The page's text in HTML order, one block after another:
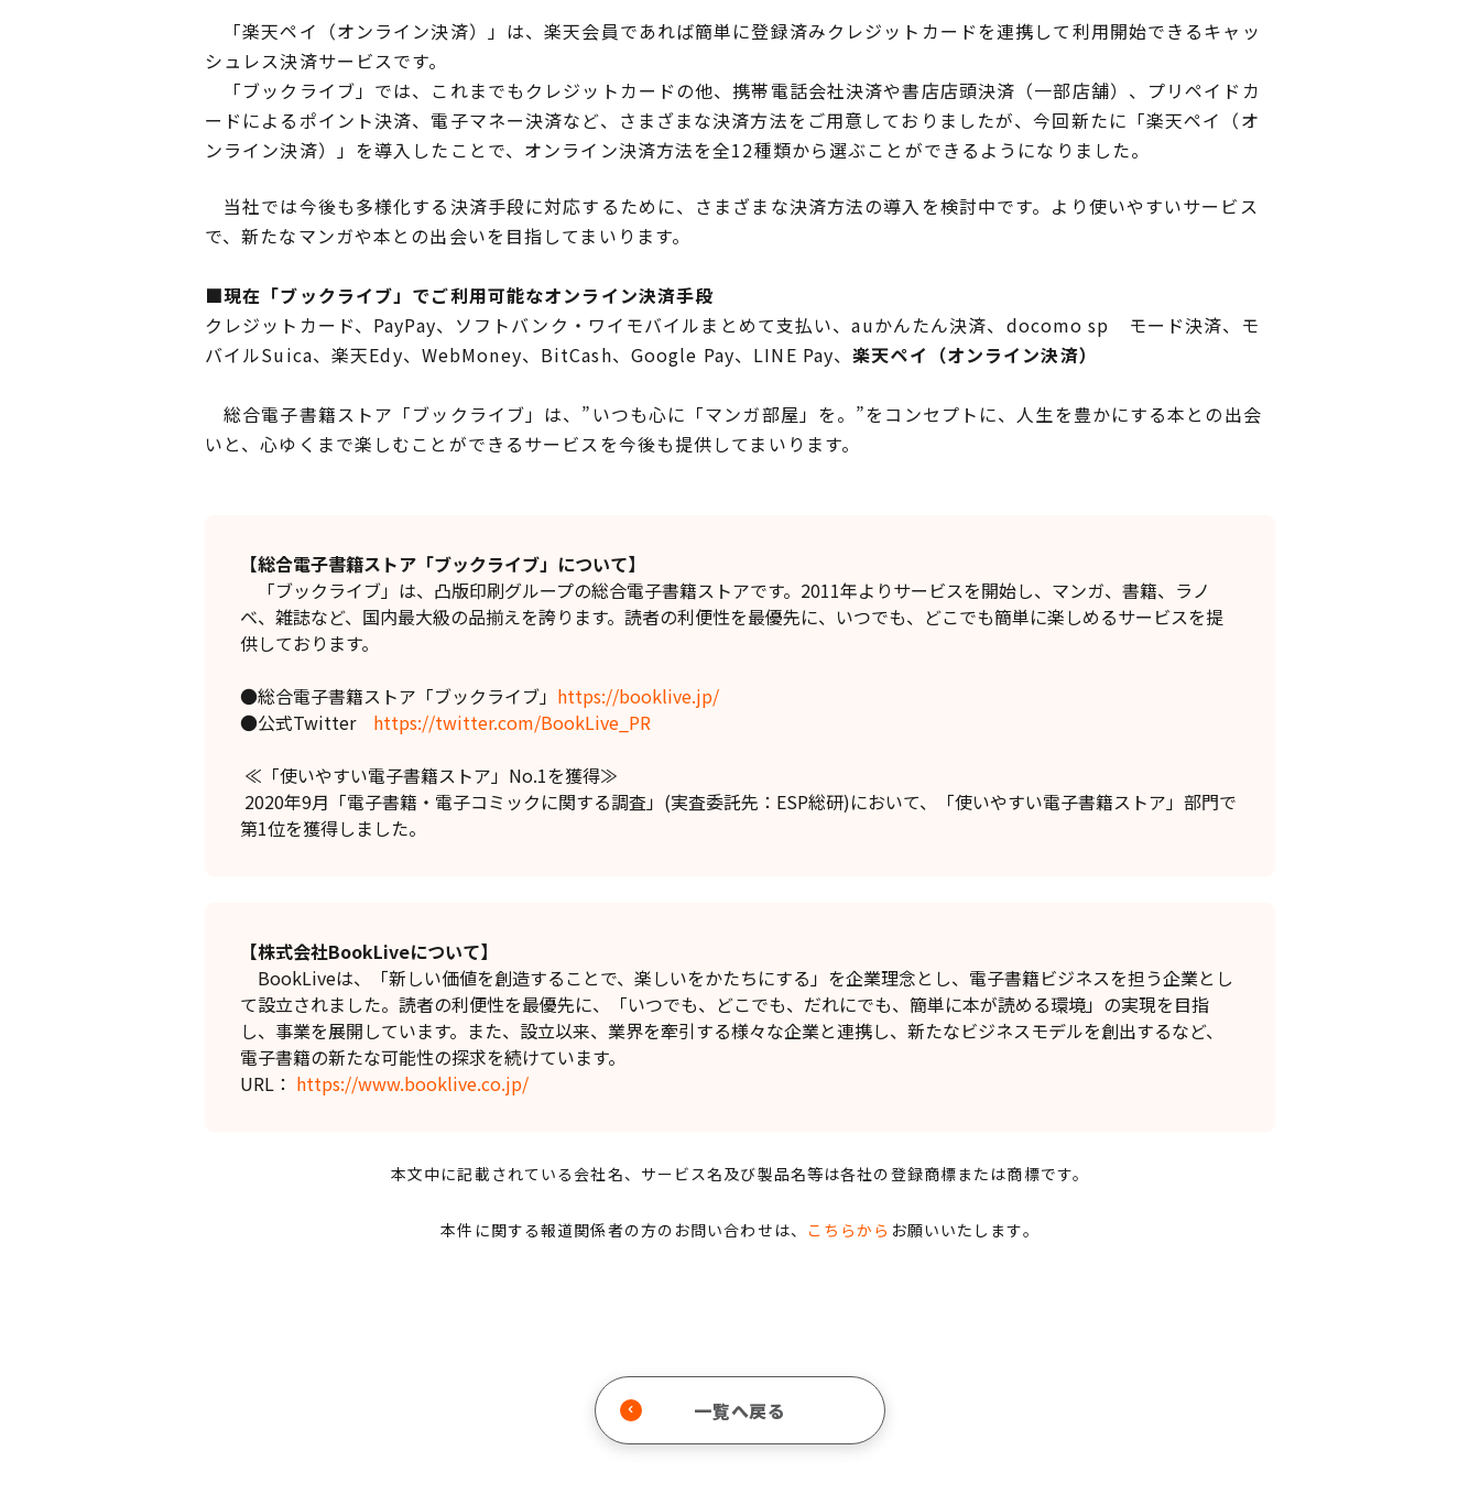
「楽天ペイ（オンライン決済）」は、楽天会員であれば簡単に登録済みクレジットカードを連携して利用開始できるキャッ
シュレス決済サービスです。
「ブックライブ」では、これまでもクレジットカードの他、携帯電話会社決済や書店店頭決済（一部店舗）、プリペイドカ
ードによるポイント決済、電子マネー決済など、さまざまな決済方法をご用意しておりましたが、今回新たに「楽天ペイ（オ
ンライン決済）」を導入したことで、オンライン決済方法を全12種類から選ぶことができるようになりました。
当社では今後も多様化する決済手段に対応するために、さまざまな決済方法の導入を検討中です。より使いやすいサービス
で、新たなマンガや本との出会いを目指してまいります。
■現在「ブックライブ」でご利用可能なオンライン決済手段
クレジットカード、PayPay、ソフトバンク・ワイモバイルまとめて支払い、auかんたん決済、docomo sp モード決済、モ
バイルSuica、楽天Edy、WebMoney、BitCash、Google Pay、LINE Pay、楽天ペイ（オンライン決済）
総合電子書籍ストア「ブックライブ」は、”いつも心に「マンガ部屋」を。”をコンセプトに、人生を豊かにする本との出会
いと、心ゆくまで楽しむことができるサービスを今後も提供してまいります。
【総合電子書籍ストア「ブックライブ」について】
「ブックライブ」は、凸版印刷グループの総合電子書籍ストアです。2011年よりサービスを開始し、マンガ、書籍、ラノ
ベ、雑誌など、国内最大級の品揃えを誇ります。読者の利便性を最優先に、いつでも、どこでも簡単に楽しめるサービスを提
供しております。
●総合電子書籍ストア「ブックライブ」 https://booklive.jp/
●公式Twitter https://twitter.com/BookLive_PR
≪「使いやすい電子書籍ストア」No.1を獲得≫
2020年9月「電子書籍・電子コミックに関する調査」(実査委託先：ESP総研)において、「使いやすい電子書籍ストア」部門で
第1位を獲得しました。
【株式会社BookLiveについて】
BookLiveは、「新しい価値を創造することで、楽しいをかたちにする」を企業理念とし、電子書籍ビジネスを担う企業とし
て設立されました。読者の利便性を最優先に、「いつでも、どこでも、だれにでも、簡単に本が読める環境」の実現を目指
し、事業を展開しています。また、設立以来、業界を牽引する様々な企業と連携し、新たなビジネスモデルを創出するなど、
電子書籍の新たな可能性の探求を続けています。
URL： https://www.booklive.co.jp/
本文中に記載されている会社名、サービス名及び製品名等は各社の登録商標または商標です。
本件に関する報道関係者の方のお問い合わせは、 こちらから お願いいたします。
一覧へ戻る